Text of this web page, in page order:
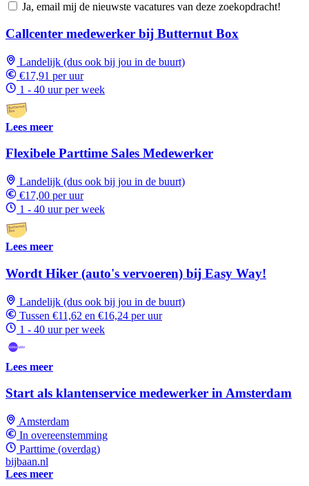
Ja, email mij de nieuwste vacatures van deze zoekopdracht!
Callcenter medewerker bij Butternut Box
Landelijk (dus ook bij jou in de buurt)
€17,91 per uur
1 - 40 uur per week
Lees meer
Flexibele Parttime Sales Medewerker
Landelijk (dus ook bij jou in de buurt)
€17,00 per uur
1 - 40 uur per week
Lees meer
Wordt Hiker (auto's vervoeren) bij Easy Way!
Landelijk (dus ook bij jou in de buurt)
Tussen €11,62 en €16,24 per uur
1 - 40 uur per week
Lees meer
Start als klantenservice medewerker in Amsterdam
Amsterdam
In overeenstemming
Parttime (overdag)
bijbaan.nl
Lees meer